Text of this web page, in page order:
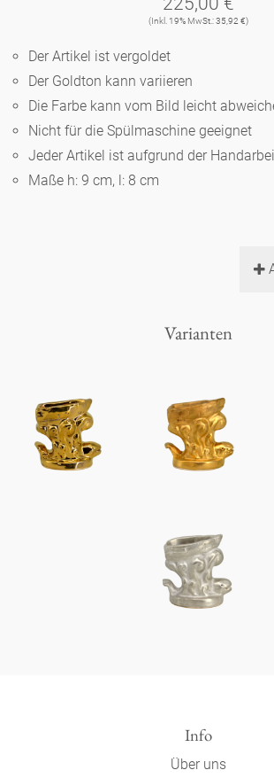
Porzellan
Ozean
klassische Musiker
zeitgenössische Musiker
Kleine Kaffeetasse 'Glam'
Runde Teller - weiß
Ovale Teller - weiß
Runde Teller 'de
Noël
Teekanne
Vasen 'de Luxe'
Vasen
Fressnapf
Goldener Käfig
Korb 'de Luxe'
Schalen 'de Luxe'
Hors d'Œvre
Bad
Schnickschnack
Präsentation
Spielen
Dies & Das
Figuren
Schachspiel Alice
Alices Schachspiel 'de
Berliner Duft
(Inkl. 19% MwSt.: 35,92 €)
Der Artikel ist vergoldet
Der Goldton kann variieren
Die Farbe kann vom Bild leicht
Nicht für die Spülmaschine geeignet
Jeder Artikel ist aufgrund der
Maße h: 9 cm, l: 8 cm
Varianten
Info
Über uns